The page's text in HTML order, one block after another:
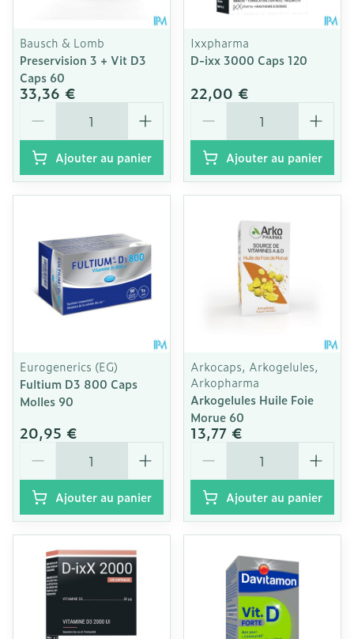
Bausch & Lomb
Preservision 3 + Vit D3
Caps 60
33,36 €
Ajouter au panier
Ixxpharma
D-ixx 3000 Caps 120
22,00 €
Ajouter au panier
Eurogenerics (EG)
Fultium D3 800 Caps
Molles 90
20,95 €
Ajouter au panier
Arkocaps, Arkogelules,
Arkopharma
Arkogelules Huile Foie
Morue 60
13,77 €
Ajouter au panier